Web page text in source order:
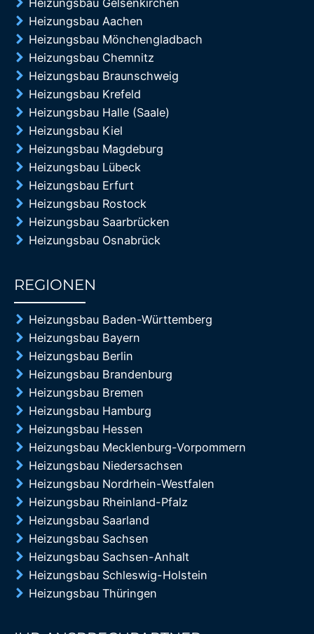
Heizungsbau Gelsenkirchen
Heizungsbau Aachen
Heizungsbau Mönchengladbach
Heizungsbau Chemnitz
Heizungsbau Braunschweig
Heizungsbau Krefeld
Heizungsbau Halle (Saale)
Heizungsbau Kiel
Heizungsbau Magdeburg
Heizungsbau Lübeck
Heizungsbau Erfurt
Heizungsbau Rostock
Heizungsbau Saarbrücken
Heizungsbau Osnabrück
REGIONEN
Heizungsbau Baden-Württemberg
Heizungsbau Bayern
Heizungsbau Berlin
Heizungsbau Brandenburg
Heizungsbau Bremen
Heizungsbau Hamburg
Heizungsbau Hessen
Heizungsbau Mecklenburg-Vorpommern
Heizungsbau Niedersachsen
Heizungsbau Nordrhein-Westfalen
Heizungsbau Rheinland-Pfalz
Heizungsbau Saarland
Heizungsbau Sachsen
Heizungsbau Sachsen-Anhalt
Heizungsbau Schleswig-Holstein
Heizungsbau Thüringen